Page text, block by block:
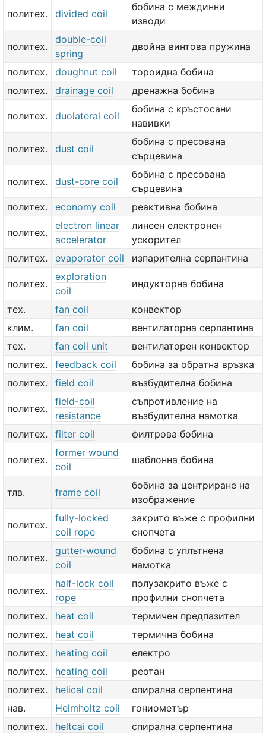
политех. divided coil
бобина с междинни
изводи
политех.
double-coil
spring
двойна винтова пружина
политех. doughnut coil
тороидна бобина
политех.
drainage coil дренажна бобина
политех. duolateral coil
бобина с кръстосани
навивки
политех. dust coil
бобина с пресована
сърцевина
политех. dust-core coil
бобина с пресована
сърцевина
политех.
economy coil реактивна бобина
политех.
electron linear
accelerator
линеен електронен
ускорител
политех.
evaporator coil изпарителна серпантина
политех.
exploration
coil
индукторна бобина
тех. fan coil
конвектор
клим.
fan coil
вентилаторна серпантина
тех.
fan coil unit
вентилаторен конвектор
политех.
feedback coil
бобина за обратна връзка
политех.
field coil възбудителна бобина
политех.
field-coil
resistance
съпротивление на
възбудителна намотка
политех.
filter coil филтрова бобина
политех.
former wound
coil
шаблонна бобина
тлв. frame coil
бобина за центриране на
изображение
политех.
fully-locked
coil rope
закрито въже с профилни
снопчета
политех.
gutter-wound
coil
бобина с уплътнена
намотка
политех.
half-lock coil
rope
полузакрито въже с
профилни снопчета
политех.
heat coil
термичен предпазител
политех.
heat coil
термична бобина
политех.
heating coil
електро
политех.
heating coil
реотан
политех.
helical coil
спирална серпентина
нав.
Helmholtz coil
гониометър
политех.
heltcai coil спирална серпентина